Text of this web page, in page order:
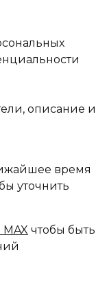
описание и
время
уточнить
чтобы быть